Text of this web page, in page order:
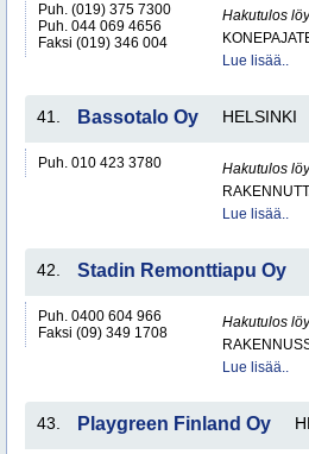
Puh. (019) 375 7300
Puh. 044 069 4656
Faksi (019) 346 004
Hakutulos
Lue lisää..
41. Bassotalo Oy HELSINKI
Puh. 010 423 3780
Hakutulos
Lue lisää..
42. Stadin Remonttiapu Oy
Puh. 0400 604 966
Faksi (09) 349 1708
Hakutulos
Lue lisää..
43. Playgreen Finland Oy